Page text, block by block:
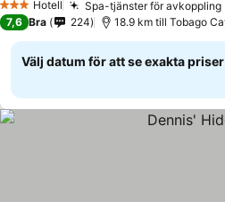
3 StjärnorHotell Spa-tjänster för avkoppling
7,6 Bra 224 18.9 km till Tobago
Välj datum för att se exakta priser